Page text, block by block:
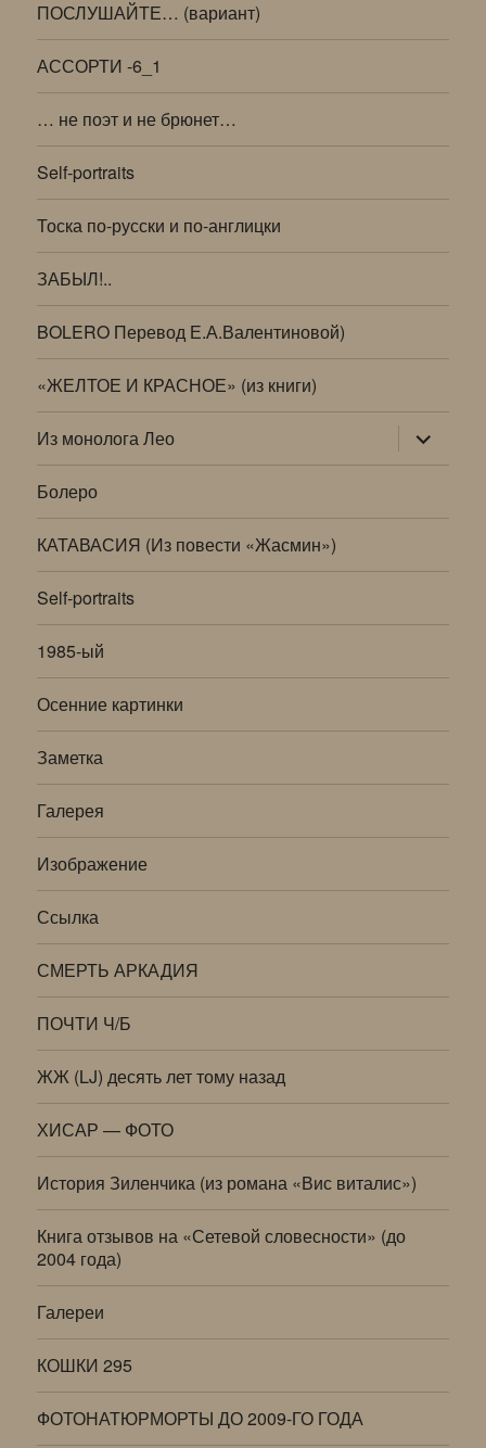
ПОСЛУШАЙТЕ… (вариант)
АССОРТИ -6_1
… не поэт и не брюнет…
Self-portraits
Тоска по-русски и по-англицки
ЗАБЫЛ!..
BOLERO Перевод Е.А.Валентиновой)
«ЖЕЛТОЕ И КРАСНОЕ» (из книги)
Из монолога Лео раскрыть
дочернее
меню
Болеро
КАТАВАСИЯ (Из повести «Жасмин»)
Self-portraits
1985-ый
Осенние картинки
Заметка
Галерея
Изображение
Ссылка
СМЕРТЬ АРКАДИЯ
ПОЧТИ Ч/Б
ЖЖ (LJ) десять лет тому назад
ХИСАР — ФОТО
История Зиленчика (из романа «Вис виталис»)
Книга отзывов на «Сетевой словесности» (до
2004 года)
Галереи
КОШКИ 295
ФОТОНАТЮРМОРТЫ ДО 2009-ГО ГОДА